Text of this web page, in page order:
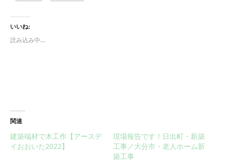
いいね:
読み込み中…
関連
建築端材で木工作【アースデ
イおおいた2022】
現場報告です！日出町・新築
工事／大分市・老人ホーム新
築工事